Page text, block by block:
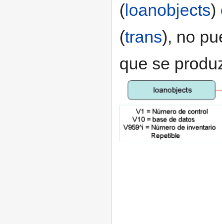
( loanobjects)
(trans), no
que se